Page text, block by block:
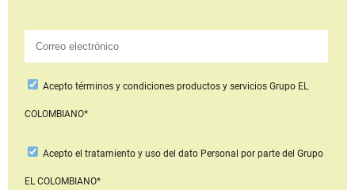
Aceptotérminos y condiciones productos y serviciosGrupo EL
COLOMBIANO*
Acepto el tratamiento y uso del dato Personal por parte del Grupo
EL COLOMBIANO*